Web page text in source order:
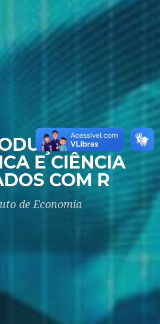
À
E CIÊNCIA
COM R
de Economia